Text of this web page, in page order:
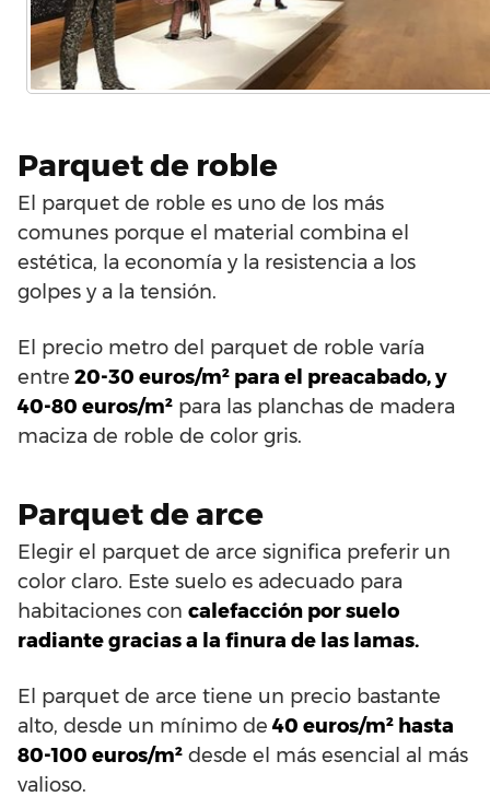
Parquet de roble
El parquet de roble es uno de los más
comunes porque el material combina el
estética, la economía y la resistencia a los
golpes y a la tensión.
El precio metro del parquet de roble varía
entre 20-30 euros/m² para el preacabado, y
40-80 euros/m² para las planchas de madera
maciza de roble de color gris.
Parquet de arce
Elegir el parquet de arce significa preferir un
color claro. Este suelo es adecuado para
habitaciones con calefacción por suelo
radiante gracias a la finura de las lamas.
El parquet de arce tiene un precio bastante
alto, desde un mínimo de 40 euros/m² hasta
80-100 euros/m² desde el más esencial al más
valioso.